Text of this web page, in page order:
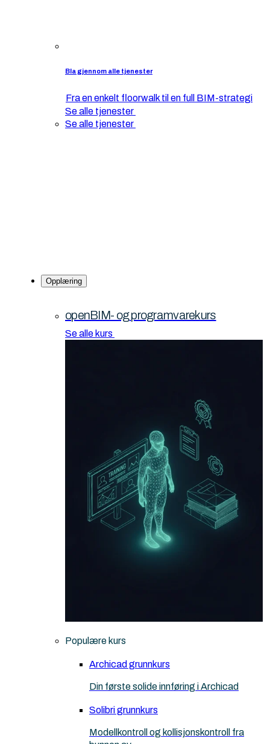
Bla gjennom alle tjenester
Fra en enkelt floorwalk til en full BIM-strategi
Se alle tjenester
Se alle tjenester
Opplæring
openBIM- og programvarekurs
Se alle kurs
Populære kurs
Archicad grunnkurs
Din første solide innføring i Archicad
Solibri grunnkurs
Modellkontroll og kollisjonskontroll fra